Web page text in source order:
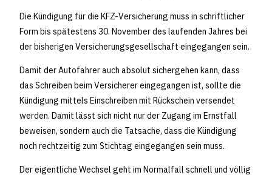
Die Kündigung für die KFZ-Versicherung muss in schriftlicher
Form bis spätestens 30. November des laufenden Jahres bei
der bisherigen Versicherungsgesellschaft eingegangen sein.
Damit der Autofahrer auch absolut sichergehen kann, dass
das Schreiben beim Versicherer eingegangen ist, sollte die
Kündigung mittels Einschreiben mit Rückschein versendet
werden. Damit lässt sich nicht nur der Zugang im Ernstfall
beweisen, sondern auch die Tatsache, dass die Kündigung
noch rechtzeitig zum Stichtag eingegangen sein muss.
Der eigentliche Wechsel geht im Normalfall schnell und völlig